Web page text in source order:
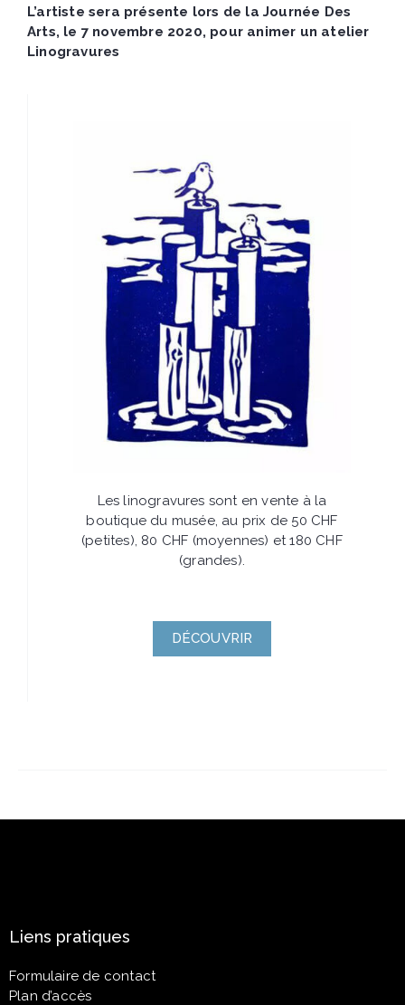
L’artiste sera présente lors de la Journée Des
Arts, le 7 novembre 2020, pour animer un atelier
Linogravures
Les linogravures sont en vente à la
boutique du musée, au prix de 50 CHF
(petites), 80 CHF (moyennes) et 180 CHF
(grandes).
DÉCOUVRIR
Liens pratiques
Formulaire de contact
Plan d’accès